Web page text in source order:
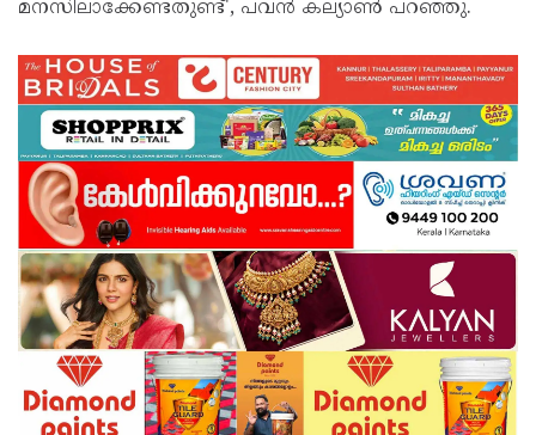
മനസിലാക്കേണ്ടതുണ്ട്', പവന്‍ കല്യാണ്‍ പറഞ്ഞു.